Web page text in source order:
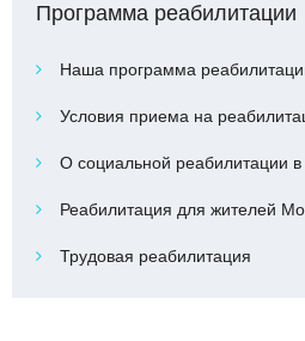
Программа реабилитации
Наша программа
Условия приема на
О социальной реабилитации в
Реабилитация для жителей
Трудовая реабилитация